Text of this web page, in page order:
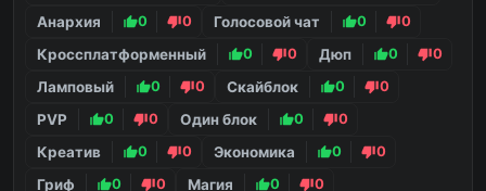
Анархия 0 0 Голосовой чат 0 0
Кроссплатформенный 0 0 Дюп 0 0
Ламповый 0 0 Скайблок 0 0
PVP 0 0 Один блок 0 0
Креатив 0 0 Экономика 0 0
Гриф 0 0 Магия 0 0